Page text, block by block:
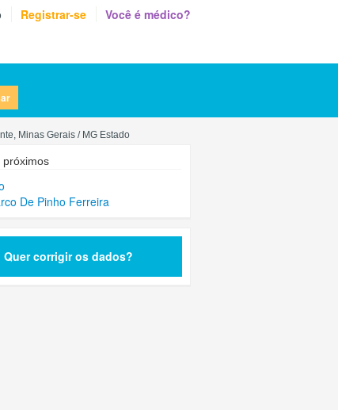
Registrar-se Você é médico?
Minas Gerais / MG Estado
próximos
De Pinho Ferreira
Quer corrigir os dados?